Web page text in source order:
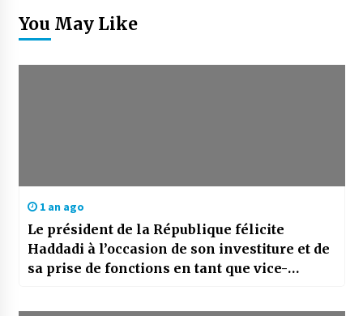
You May Like
1 an ago
Le président de la République félicite
Haddadi à l’occasion de son investiture et de
sa prise de fonctions en tant que vice-